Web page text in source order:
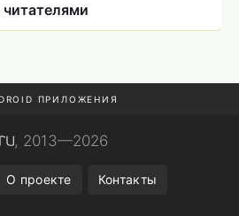
читателями
ПРИЛОЖЕНИЯ
, 2013—2026
О проекте Контакты